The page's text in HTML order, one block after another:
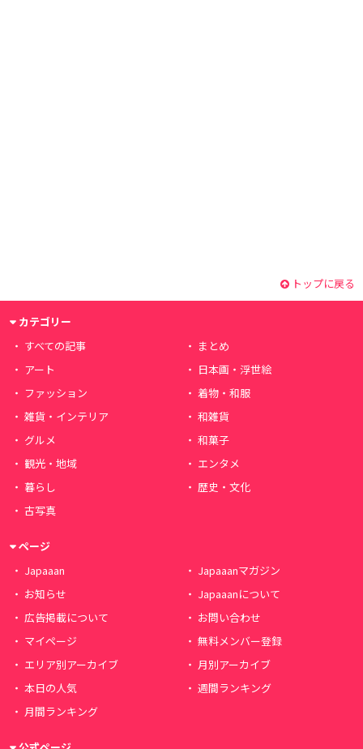
トップに戻る
カテゴリー
すべての記事
まとめ
アート
日本画・浮世絵
ファッション
着物・和服
雑貨・インテリア
和雑貨
グルメ
和菓子
観光・地域
エンタメ
暮らし
歴史・文化
古写真
ページ
Japaaan
Japaaanマガジン
お知らせ
Japaaanについて
広告掲載について
お問い合わせ
マイページ
無料メンバー登録
エリア別アーカイブ
月別アーカイブ
本日の人気
週間ランキング
月間ランキング